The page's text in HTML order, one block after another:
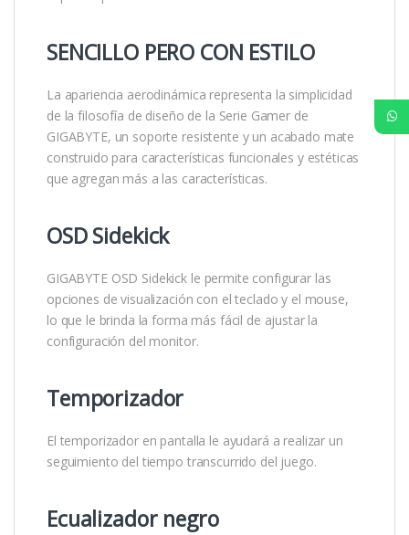
SENCILLO PERO CON ESTILO
La apariencia aerodinámica representa la simplicidad
de la filosofía de diseño de la Serie Gamer de
GIGABYTE, un soporte resistente y un acabado mate
construido para características funcionales y estéticas
que agregan más a las características.
OSD Sidekick
GIGABYTE OSD Sidekick le permite configurar las
opciones de visualización con el teclado y el mouse,
lo que le brinda la forma más fácil de ajustar la
configuración del monitor.
Temporizador
El temporizador en pantalla le ayudará a realizar un
seguimiento del tiempo transcurrido del juego.
Ecualizador negro